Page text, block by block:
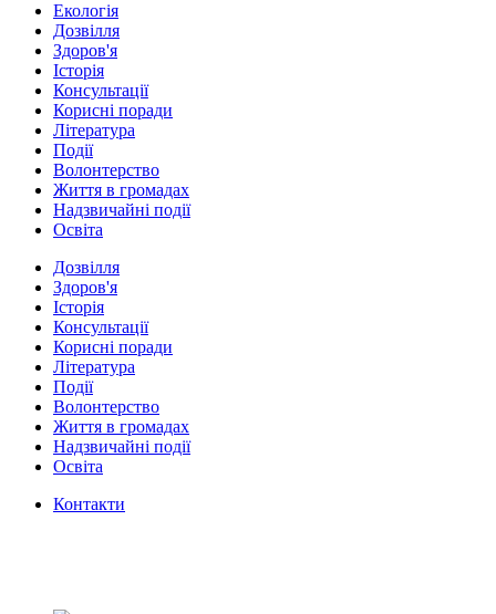
Екологія
Дозвілля
Здоров'я
Історія
Консультації
Корисні поради
Література
Події
Волонтерство
Життя в громадах
Надзвичайні події
Освіта
Дозвілля
Здоров'я
Історія
Консультації
Корисні поради
Література
Події
Волонтерство
Життя в громадах
Надзвичайні події
Освіта
Контакти